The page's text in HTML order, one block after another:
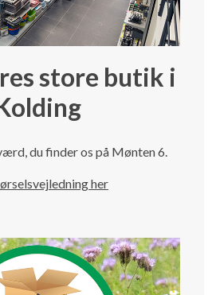
store butik i
du finder os på Mønten 6.
her